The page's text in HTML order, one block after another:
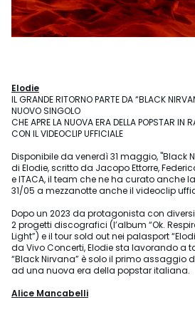
Elodie
IL GRANDE RITORNO PARTE DA “BLACK
NUOVO SINGOLO
CHE APRE LA NUOVA ERA DELLA POPSTAR IN
CON IL VIDEOCLIP UFFICIALE
Disponibile da venerdì 31 maggio, "Black
di Elodie, scritto da Jacopo Ettorre,
e ITACA, il team che ne ha curato anche
31/05 a mezzanotte anche il videoclip
Dopo un 2023 da protagonista con
2 progetti discografici (l’album “Ok.
Light”) e il tour sold out nei palasport
da Vivo Concerti, Elodie sta lavorando a
“Black Nirvana” è solo il primo assaggio
ad una nuova era della popstar italiana.
Alice Mancabelli